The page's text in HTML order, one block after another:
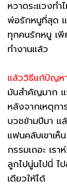
หวาดระแวงทำ
พ่อรักหนูที่สุด
ทุกคนรักหนู เพี
ทำงานแล้ว
แล้ววิธีแก้ปัญห
มันสำคัญมาก แ
หลังจากเหตุก
บวชข้ามปีมา แ
แฟนคลับเขาเห็
กรรมเถอะ เร
ลูกไปนู่นไปนี่ ไ
เดียวให้ได้